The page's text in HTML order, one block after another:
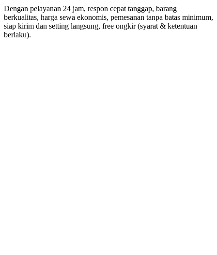
Dengan pelayanan 24 jam, respon cepat tanggap, barang
berkualitas, harga sewa ekonomis, pemesanan tanpa batas minimum,
siap kirim dan setting langsung, free ongkir (syarat & ketentuan
berlaku).